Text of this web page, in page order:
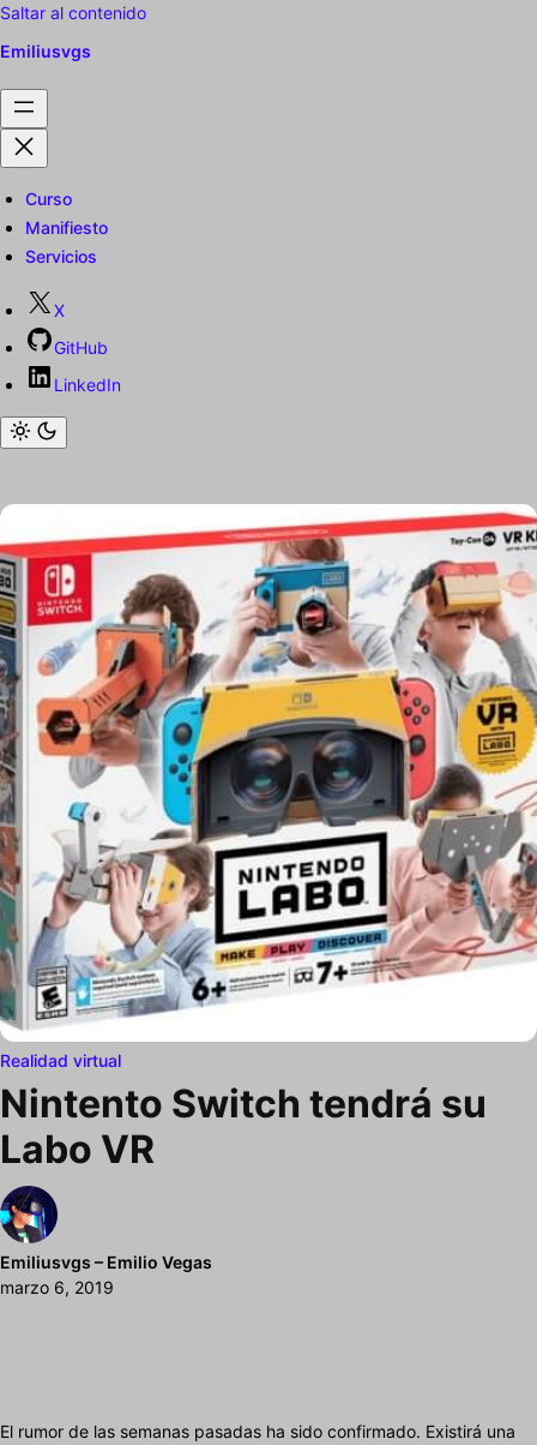
Saltar al contenido
Emiliusvgs
Curso
Manifiesto
Servicios
X
GitHub
LinkedIn
Realidad virtual
Nintento Switch tendrá su
Labo VR
Emiliusvgs – Emilio Vegas
marzo 6, 2019
El rumor de las semanas pasadas ha sido confirmado. Existirá una